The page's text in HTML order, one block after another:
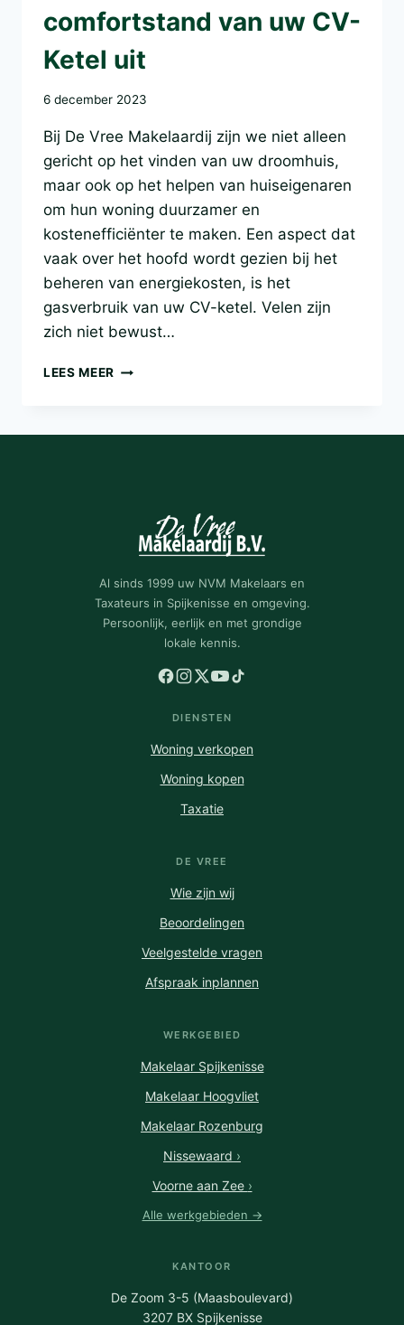
comfortstand van uw CV-
Ketel uit
6 december 2023
Bij De Vree Makelaardij zijn we niet alleen
gericht op het vinden van uw droomhuis,
maar ook op het helpen van huiseigenaren
om hun woning duurzamer en
kostenefficiënter te maken. Een aspect dat
vaak over het hoofd wordt gezien bij het
beheren van energiekosten, is het
gasverbruik van uw CV-ketel. Velen zijn
zich niet bewust…
LEES MEER GASVERBRUIK
Al sinds 1999 uw NVM Makelaars en
Taxateurs in Spijkenisse en omgeving.
Persoonlijk, eerlijk en met grondige
lokale kennis.
DIENSTEN
Woning verkopen
Woning kopen
Taxatie
DE VREE
Wie zijn wij
Beoordelingen
Veelgestelde vragen
Afspraak inplannen
WERKGEBIED
Makelaar Spijkenisse
Makelaar Hoogvliet
Makelaar Rozenburg
Nissewaard ›
Voorne aan Zee ›
Alle werkgebieden →
KANTOOR
De Zoom 3-5 (Maasboulevard)
3207 BX Spijkenisse